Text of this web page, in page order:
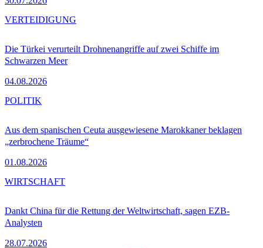
Die Türkei verurteilt Drohnenangriffe auf zwei Schiffe im
Schwarzen Meer
04.08.2026
VERTEIDIGUNG
Aus dem spanischen Ceuta ausgewiesene Marokkaner beklagen
„zerbrochene Träume“
01.08.2026
POLITIK
Dankt China für die Rettung der Weltwirtschaft, sagen EZB-
Analysten
28.07.2026
WIRTSCHAFT